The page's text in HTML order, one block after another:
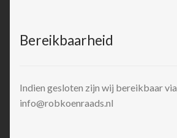
Bereikbaarheid
Indien gesloten zijn wij bereikbaar via
info@robkoenraads.nl